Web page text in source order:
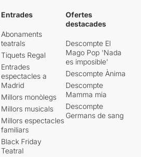
Entrades
Abonaments
teatrals
Tiquets Regal
Entrades
espectacles a
Madrid
Millors monòlegs
Millors musicals
Millors espectacles
familiars
Black Friday
Teatral
Ofertes
destacades
Descompte El
Mago Pop 'Nada
es imposible'
Descompte Ànima
Descompte
Mamma mia
Descompte
Germans de sang